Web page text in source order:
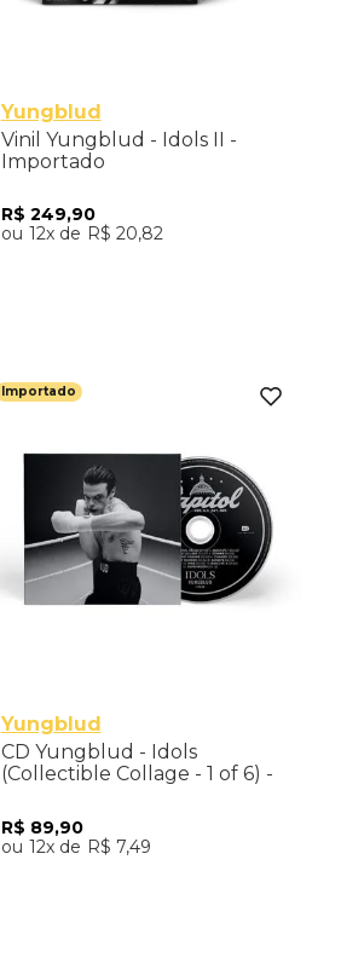
Yungblud
Vinil Yungblud - Idols II -
Importado
R$ 249,90
12
R$ 20,82
Importado
Yungblud
CD Yungblud - Idols
(Collectible Collage - 1 of 6) -
R$ 89,90
12
R$ 7,49